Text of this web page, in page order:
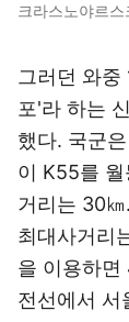
크라스노야르
그러던 와
포'라 하는
했다. 국군
이 K55를
거리는 30
최대사거리
을 이용하면
전선에서 서